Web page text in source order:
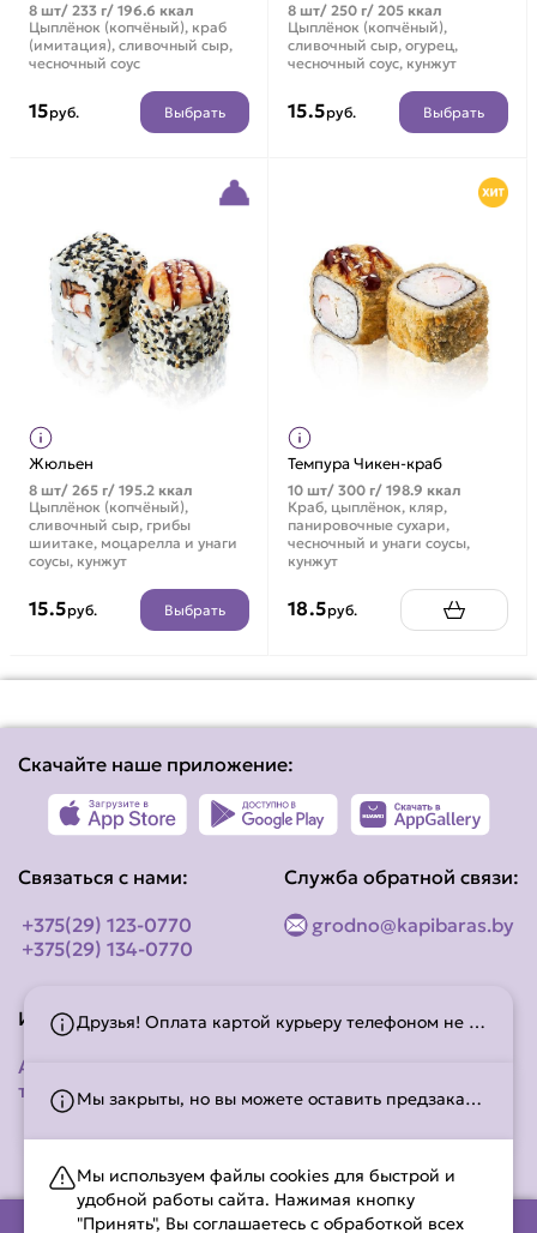
Друзья! Оплата картой курьеру телефоном не проходит.
Мы закрыты, но вы можете оставить предзаказ! Работаем с 10:30 до 22:00. С временем работы можно ознакомиться на странице
Мы используем файлы cookies для быстрой и
удобной работы сайта. Нажимая кнопку
"Принять", Вы соглашаетесь с обработкой всех
8 шт/ 233 г/ 196.6 ккал
Цыплёнок (копчёный), краб
(имитация), сливочный сыр,
чесночный соус
15руб. Выбрать
8 шт/ 250 г/ 205 ккал
Цыплёнок (копчёный),
сливочный сыр, огурец,
чесночный соус, кунжут
15.5руб. Выбрать
Жюльен
8 шт/ 265 г/ 195.2 ккал
Цыплёнок (копчёный),
сливочный сыр, грибы
шиитаке, моцарелла и унаги
соусы, кунжут
15.5руб. Выбрать
Темпура Чикен-краб
10 шт/ 300 г/ 198.9 ккал
Краб, цыплёнок, кляр,
панировочные сухари,
чесночный и унаги соусы,
кунжут
18.5руб.
Скачайте наше приложение:
Связаться с нами:
+375(29) 123-0770
+375(29) 134-0770
Служба обратной связи:
grodno@kapibaras.by
Информация
Адреса наших
точек
Социальные сети